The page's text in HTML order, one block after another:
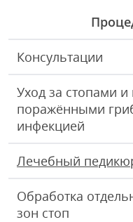
Консультации
Уход за стопами и
поражёнными
инфекцией
Лечебный
Обработка
зон стоп